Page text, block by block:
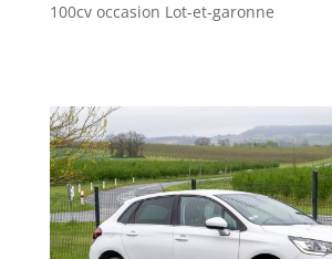
100cv occasion Lot-et-garonne